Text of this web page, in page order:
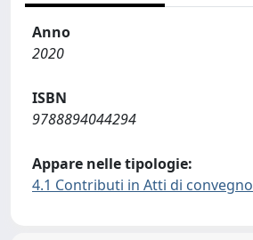
Anno
2020
ISBN
9788894044294
Appare nelle tipologie:
4.1 Contributi in Atti di convegno